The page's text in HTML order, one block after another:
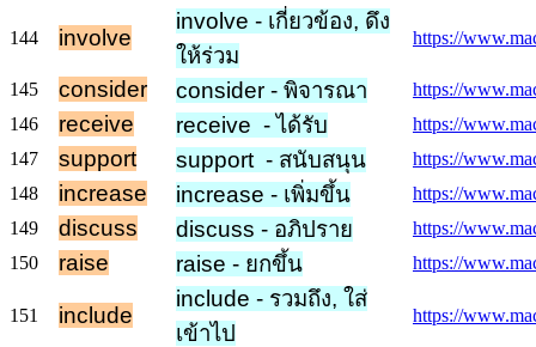
144 involve
involve - เกี่ยวข้อง, ดึง
ให้ร่วม
https://
145 consider consider - พิจารณา
https://
146
receive receive - ได้รับ
https://
147
support support - สนับสนุน
https://
148
increase increase - เพิ่มขึ้น
https://
149
discuss discuss - อภิปราย
https://
150
raise raise - ยกขึ้น https://
151 include
include - รวมถึง, ใส่
เข้าไป
https://